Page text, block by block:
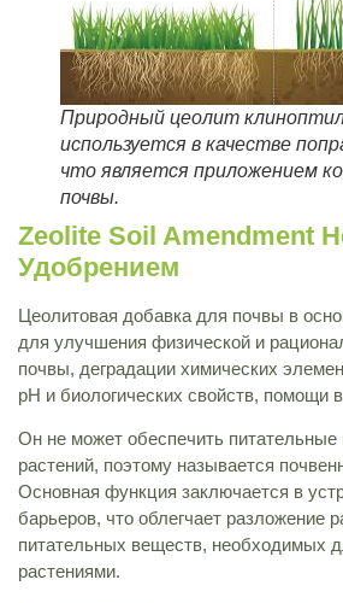
Природный цеолит
используется в качестве
что является приложением
почвы.
Zeolite Soil Amendment
Удобрением
Цеолитовая добавка для почвы в
для улучшения физической и
почвы, деградации химических
pH и биологических свойств, помощи
Он не может обеспечить
растений, поэтому называется
Основная функция заключается в
барьеров, что облегчает разложение
питательных веществ, необходимых
растениями.